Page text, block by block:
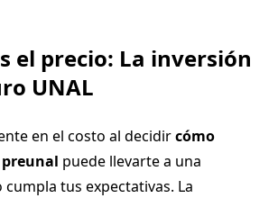
el precio: La inversión
UNAL
en el costo al decidircómo
puede llevarte a una
tus expectativas. La